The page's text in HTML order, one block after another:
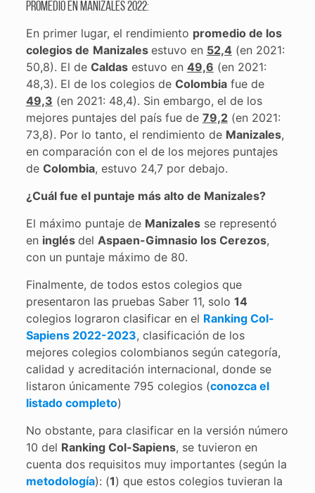
Promedio en Manizales 2022:
En primer lugar, el rendimiento promedio de los
colegios de Manizales estuvo en 52,4 (en 2021:
50,8). El de Caldasestuvo en 49,6 (en 2021:
48,3). El de los colegios de Colombiafue de
49,3 (en 2021: 48,4). Sin embargo, el de los
mejores puntajes del país fue de 79,2(en 2021:
73,8). Por lo tanto, el rendimiento de Manizales,
en comparación con el de los mejores puntajes
de Colombia, estuvo 24,7 por debajo.
¿Cuál fue el puntaje más alto de Manizales?
El máximo puntaje de Manizalesse representó
en inglés del Aspaen-Gimnasio los Cerezos,
con un puntaje máximo de 80.
Finalmente, de todos estos colegios que
presentaron las pruebas Saber 11, solo 14
colegios lograron clasificar en el Ranking Col-
Sapiens 2022-2023, clasificación de los
mejores colegios colombianos según categoría,
calidad y acreditación internacional, donde se
listaron únicamente 795 colegios (conozca el
listado completo)
No obstante, para clasificar en la versión número
10 del Ranking Col-Sapiens, se tuvieron en
cuenta dos requisitos muy importantes (según la
metodología): (1) que estos colegios tuvieran la